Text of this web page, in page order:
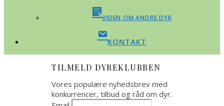
VIDEN OM ANDRE DYR
KONTAKT
TILMELD DYREKLUBBEN
Vores populære nyhedsbrev med
konkurrencer, tilbud og råd om dyr.